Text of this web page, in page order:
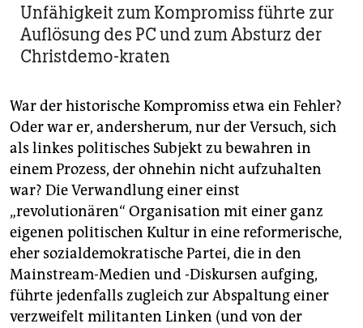
Unfähigkeit zum Kompromiss führte zur
Auflösung des PC und zum Absturz der
Christdemo-kraten
War der historische Kompromiss etwa ein Fehler?
Oder war er, andersherum, nur der Versuch, sich
als linkes politisches Subjekt zu bewahren in
einem Prozess, der ohnehin nicht aufzuhalten
war? Die Verwandlung einer einst
„revolutionären“ Organisation mit einer ganz
eigenen politischen Kultur in eine reformerische,
eher sozialdemokratische Partei, die in den
Mainstream-Medien und -Diskursen aufging,
führte jedenfalls zugleich zur Abspaltung einer
verzweifelt militanten Linken (und von der